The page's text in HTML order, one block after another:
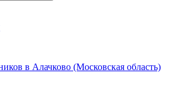
в Алачково (Московская область)